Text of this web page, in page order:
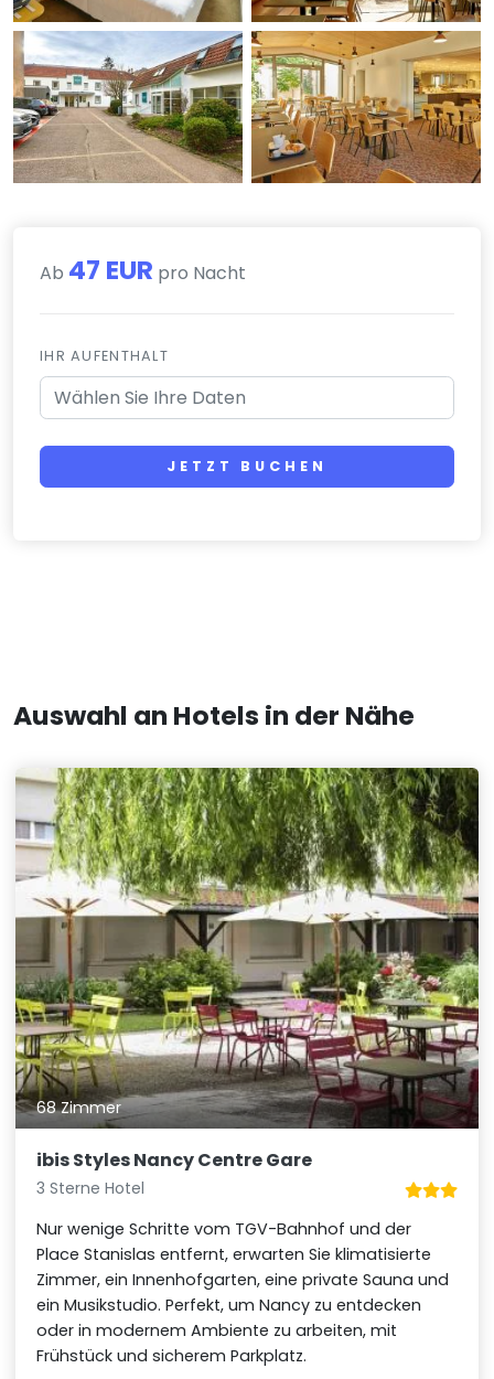
Ab 47 EUR pro Nacht
IHR AUFENTHALT
JETZT BUCHEN
Auswahl an Hotels in der Nähe
68 Zimmer
ibis Styles Nancy Centre Gare
3 Sterne Hotel
Nur wenige Schritte vom TGV-Bahnhof und der
Place Stanislas entfernt, erwarten Sie klimatisierte
Zimmer, ein Innenhofgarten, eine private Sauna und
ein Musikstudio. Perfekt, um Nancy zu entdecken
oder in modernem Ambiente zu arbeiten, mit
Frühstück und sicherem Parkplatz.